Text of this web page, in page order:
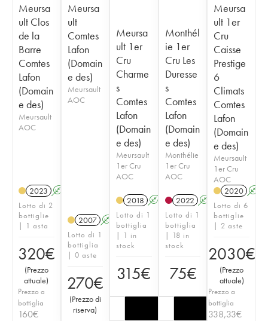
Meursa
ult Clos
de la
Barre
Comtes
Lafon
(Domain
e des)
Meursault
AOC
2023 A
Lotto di 2
bottiglie
| 1 asta
320€
(Prezzo
attuale)
Prezzo a
bottiglia
160€
Meursa
ult
Comtes
Lafon
(Domain
e des)
Meursault
AOC
2007 A
Lotto di 1
bottiglia
| 0 aste
270€
(Prezzo di
riserva)
Meursa
ult 1er
Cru
Charme
s
Comtes
Lafon
(Domain
e des)
Meursault
1er Cru
AOC
2018 A
Lotto di 1
bottiglia
| 1 in
stock
315€
Monthél
ie 1er
Cru Les
Duresse
s
Comtes
Lafon
(Domain
e des)
Monthélie
1er Cru
AOC
2022 A
Lotto di 1
bottiglia
| 18 in
stock
75€
Meursa
ult 1er
Cru
Caisse
Prestige
6
Climats
Comtes
Lafon
(Domain
e des)
Meursault
1er Cru
AOC
2020 A
Lotto di 6
bottiglie
| 2 aste
2030€
(Prezzo
attuale)
Prezzo a
bottiglia
338,33€